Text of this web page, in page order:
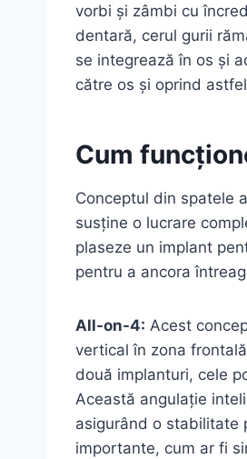
vorbi și zâmbi cu
dentară, cerul gurii
se integrează în os și
către os și oprind
Cum
Conceptul din spatele
susține o lucrare
plaseze un implant
pentru a ancora
All-on-4: Acest
vertical în zona
două implanturi, cele
Această angulație
asigurând o stabilitate
importante, cum ar fi